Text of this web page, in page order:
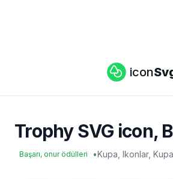
icon
Trophy SVG icon,
Başarı, onur ödülleri •Kupa, Ikonlar,